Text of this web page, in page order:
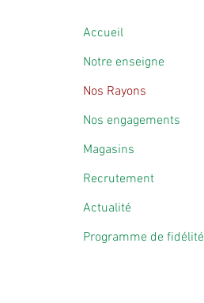
Accueil
Notre enseigne
Nos Rayons
Nos engagements
Magasins
Recrutement
Actualité
Programme de fidélité